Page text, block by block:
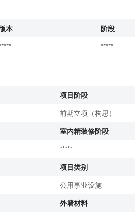
本
阶段
*****
项目阶段
前期立项（构思）
室内精装修阶段
*****
项目类别
公用事业设施
外墙材料